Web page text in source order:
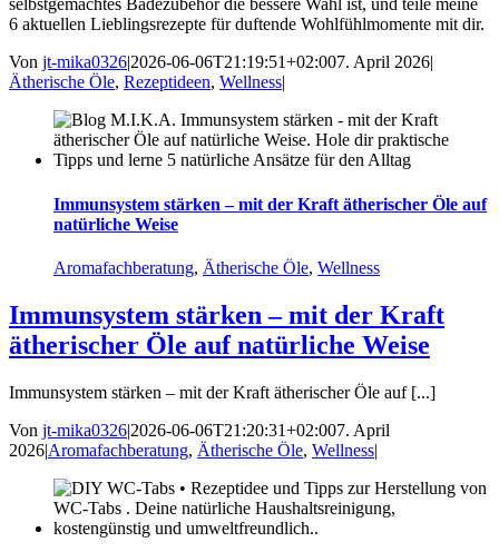
selbstgemachtes Badezubehör die bessere Wahl ist, und teile meine
6 aktuellen Lieblingsrezepte für duftende Wohlfühlmomente mit dir.
Von jt-mika0326|2026-06-06T21:19:51+02:007. April 2026|
Ätherische Öle, Rezeptideen, Wellness|
Immunsystem stärken – mit der Kraft ätherischer Öle auf
natürliche Weise
Aromafachberatung, Ätherische Öle, Wellness
Immunsystem stärken – mit der Kraft
ätherischer Öle auf natürliche Weise
Immunsystem stärken – mit der Kraft ätherischer Öle auf [...]
Von jt-mika0326|2026-06-06T21:20:31+02:007. April
2026|Aromafachberatung, Ätherische Öle, Wellness|